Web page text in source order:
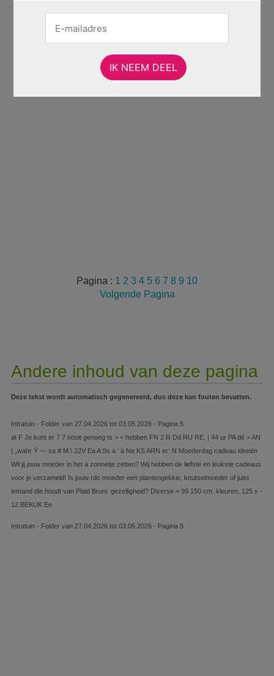
Pagina : 1 2 3 4 5 6 7 8 9 10
Volgende Pagina
Andere inhoud van deze pagina
Deze tekst wordt automatisch gegenereerd, dus deze kan fouten bevatten.
Intratuin - Folder van 27.04.2026 tot 03.05.2026 - Pagina 5
at F Je kunt er 7 7 nooit genoeg ts > + hebben FN 2 R Dd RU RE, | 44 ur PA dé > AN
| „wahr Ÿ — sa # M \ 22V Ea A Ss a ’ à Ne KS ARN er: N Moederdag cadeau ideeën
Wil jij jouw moeder in het à zonnetje zetten? Wij hebben de liefste en leukste cadeaus
voor je verzameld! Is jouw rdc moeder een plantengekkie, knutselmoeder of juist
iemand die houdt van Plaid Bruni. gezelligheid? Diverse = 99 150 cm. kleuren, 125 x -
12 BEKUK Ee
Intratuin - Folder van 27.04.2026 tot 03.05.2026 - Pagina 5